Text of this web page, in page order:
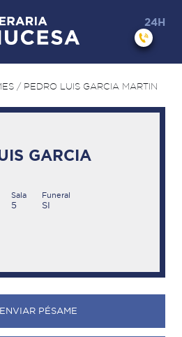
24H
/ PEDRO LUIS GARCIA MARTIN
GARCIA
Sala
5
Funeral
SI
ENVIAR PÉSAME